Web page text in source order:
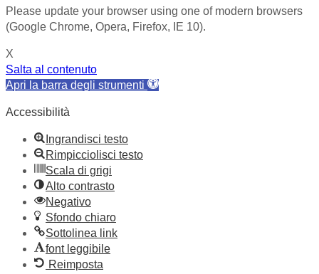
Please update your browser using one of modern browsers
(Google Chrome, Opera, Firefox, IE 10).
X
Salta al contenuto
Apri la barra degli strumenti
Accessibilità
Ingrandisci testo
Rimpicciolisci testo
Scala di grigi
Alto contrasto
Negativo
Sfondo chiaro
Sottolinea link
font leggibile
Reimposta